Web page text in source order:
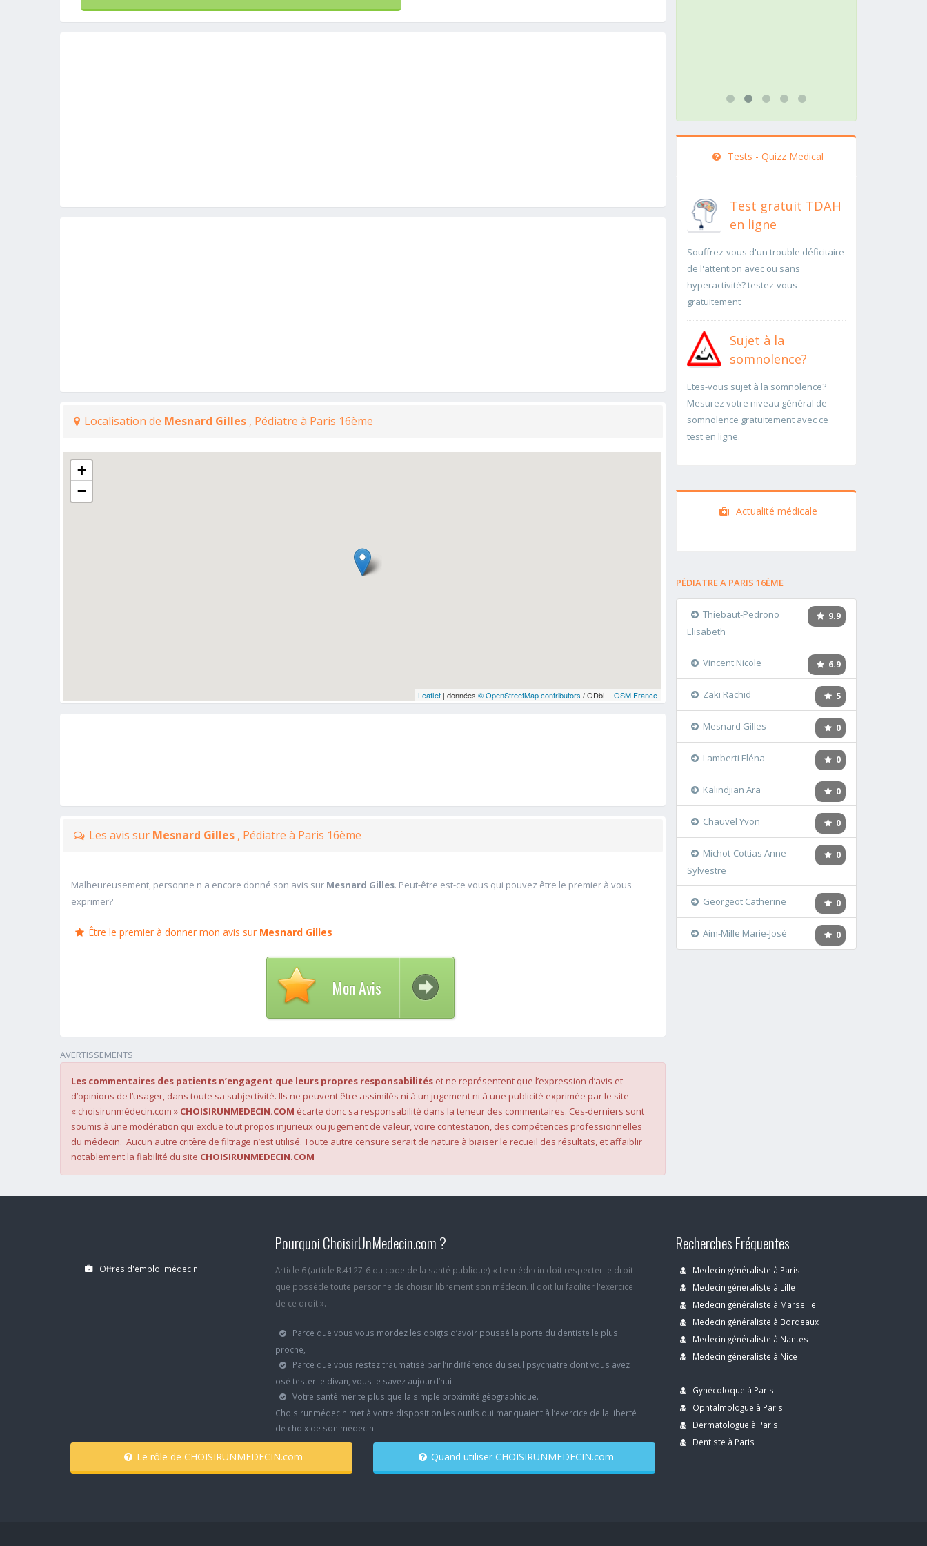
Localisation de Mesnard Gilles , Pédiatre à Paris 16ème
+
−
Leaflet| données © OpenStreetMap contributors / ODbL - OSM France
Les avis sur Mesnard Gilles , Pédiatre à Paris 16ème
Malheureusement, personne n'a encore donné son avis sur Mesnard Gilles. Peut-être est-ce vous qui pouvez être le premier à vous
exprimer?
Être le premier à donner mon avis sur Mesnard Gilles
Mon Avis
AVERTISSEMENTS
Les commentaires des patients n’engagent que leurs propres responsabilités et ne représentent que l’expression d’avis et
d’opinions de l’usager, dans toute sa subjectivité. Ils ne peuvent être assimilés ni à un jugement ni à une publicité exprimée par le site
« choisirunmédecin.com » CHOISIRUNMEDECIN.COM écarte donc sa responsabilité dans la teneur des commentaires. Ces-derniers sont
soumis à une modération qui exclue tout propos injurieux ou jugement de valeur, voire contestation, des compétences professionnelles
du médecin. Aucun autre critère de filtrage n’est utilisé. Toute autre censure serait de nature à biaiser le recueil des résultats, et affaiblir
notablement la fiabilité du site CHOISIRUNMEDECIN.COM
Tests - Quizz Medical
Test gratuit TDAH
en ligne
Souffrez-vous d'un trouble déficitaire
de l'attention avec ou sans
hyperactivité? testez-vous
gratuitement
Sujet à la
somnolence?
Etes-vous sujet à la somnolence?
Mesurez votre niveau général de
somnolence gratuitement avec ce
test en ligne.
Actualité médicale
PÉDIATRE A PARIS 16ÈME
9.9
Thiebaut-Pedrono
Elisabeth
6.9
Vincent Nicole
5
Zaki Rachid
0
Mesnard Gilles
0
Lamberti Eléna
0
Kalindjian Ara
0
Chauvel Yvon
0
Michot-Cottias Anne-
Sylvestre
0
Georgeot Catherine
0
Aim-Mille Marie-José
Offres d'emploi médecin
Pourquoi ChoisirUnMedecin.com ?
Article 6 (article R.4127-6 du code de la santé publique) « Le médecin doit respecter le droit
que possède toute personne de choisir librement son médecin. Il doit lui faciliter l'exercice
de ce droit ».
Parce que vous vous mordez les doigts d’avoir poussé la porte du dentiste le plus
proche,
Parce que vous restez traumatisé par l’indifférence du seul psychiatre dont vous avez
osé tester le divan, vous le savez aujourd’hui :
Votre santé mérite plus que la simple proximité géographique.
Choisirunmédecin met à votre disposition les outils qui manquaient à l’exercice de la liberté
de choix de son médecin.
Le rôle de CHOISIRUNMEDECIN.com Quand utiliser CHOISIRUNMEDECIN.com
Recherches Fréquentes
Medecin généraliste à Paris
Medecin généraliste à Lille
Medecin généraliste à Marseille
Medecin généraliste à Bordeaux
Medecin généraliste à Nantes
Medecin généraliste à Nice
Gynécoloque à Paris
Ophtalmologue à Paris
Dermatologue à Paris
Dentiste à Paris